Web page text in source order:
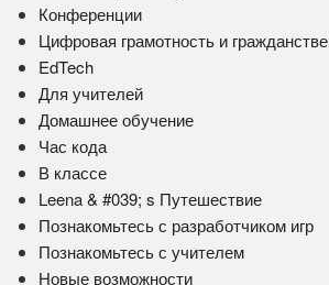
Конференции
Цифровая грамотность и
EdTech
Для учителей
Домашнее обучение
Час кода
В классе
Leena & #039; s Путешествие
Познакомьтесь с разработчиком игр
Познакомьтесь с учителем
Новые возможности